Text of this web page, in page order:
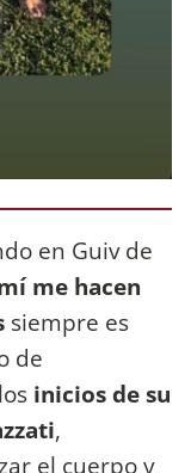
en Guiv de
me hacen
siempre es
de
inicios de su
,
el cuerpo y